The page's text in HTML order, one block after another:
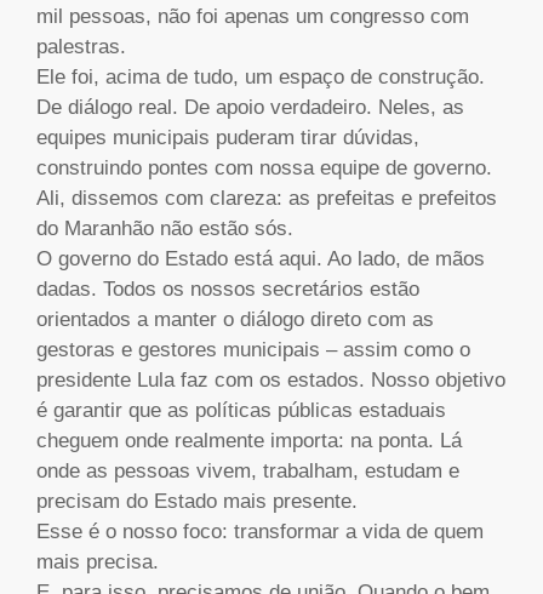
mil pessoas, não foi apenas um congresso com
palestras.
Ele foi, acima de tudo, um espaço de construção.
De diálogo real. De apoio verdadeiro. Neles, as
equipes municipais puderam tirar dúvidas,
construindo pontes com nossa equipe de governo.
Ali, dissemos com clareza: as prefeitas e prefeitos
do Maranhão não estão sós.
O governo do Estado está aqui. Ao lado, de mãos
dadas. Todos os nossos secretários estão
orientados a manter o diálogo direto com as
gestoras e gestores municipais – assim como o
presidente Lula faz com os estados. Nosso objetivo
é garantir que as políticas públicas estaduais
cheguem onde realmente importa: na ponta. Lá
onde as pessoas vivem, trabalham, estudam e
precisam do Estado mais presente.
Esse é o nosso foco: transformar a vida de quem
mais precisa.